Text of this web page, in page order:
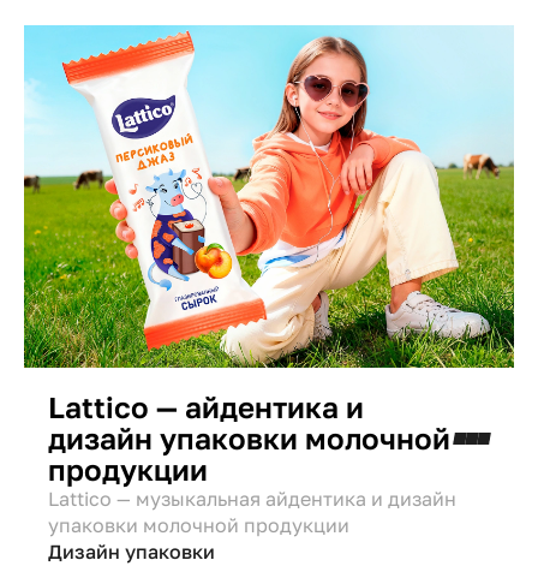
Lattico — айдентика и
дизайн упаковки молочной
продукции
Lattico — музыкальная айдентика и дизайн
упаковки молочной продукции
Дизайн упаковки